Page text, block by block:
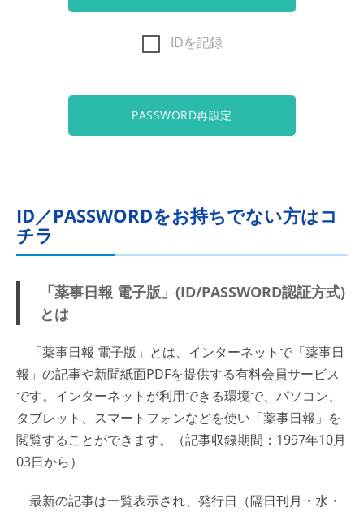
IDを記録
PASSWORD再設定
ID／PASSWORDをお持ちでない方はコ
チラ
「薬事日報 電子版」(ID/PASSWORD認証方式)
とは
「薬事日報 電子版」とは、インターネットで「薬事日
報」の記事や新聞紙面PDFを提供する有料会員サービス
です。インターネットが利用できる環境で、パソコン、
タブレット、スマートフォンなどを使い「薬事日報」を
閲覧することができます。（記事収録期間：1997年10月
03日から）
最新の記事は一覧表示され、発行日（隔日刊月・水・